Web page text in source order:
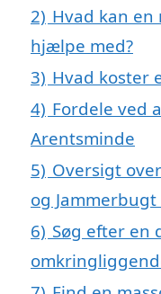
2) Hvad kan en
hjælpe med?
3) Hvad koster
4) Fordele ved
Arentsminde
5) Oversigt
og
6) Søg efter en